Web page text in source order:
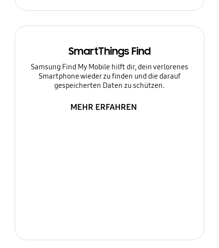
SmartThings Find
Samsung Find My Mobile hilft dir, dein verlorenes
Smartphone wieder zu finden und die darauf
gespeicherten Daten zu schützen.
MEHR ERFAHREN